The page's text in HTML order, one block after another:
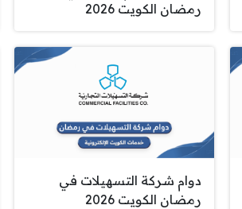
رمضان الكويت 2026
دوام شركة التسهيلات في
رمضان الكويت 2026